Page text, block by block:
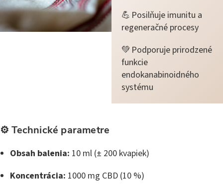
💪 Posilňuje imunitu a
regeneračné procesy
💚 Podporuje prirodzené
funkcie
endokanabinoidného
systému
⚙️ Technické parametre
Obsah balenia: 10 ml (± 200 kvapiek)
Koncentrácia: 1000 mg CBD (10 %)